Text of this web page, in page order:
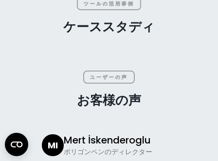
ツールの活用事例
ケーススタディ
ユーザーの声
お客様の声
MI Mert İskenderoglu
ポリゴンペンのディレクター